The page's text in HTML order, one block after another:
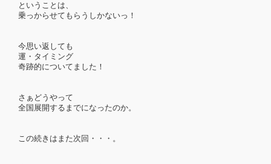
ということは、
乗っからせてもらうしかないっ！
今思い返しても
運・タイミング
奇跡的についてました！
さぁどうやって
全国展開するまでになったのか。
この続きはまた次回・・・。